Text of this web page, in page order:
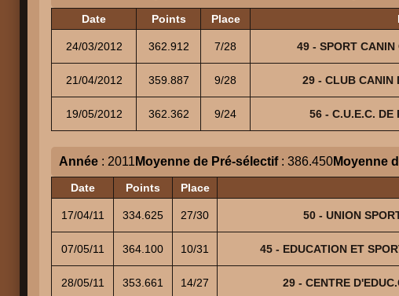
Date Points Place
24/03/2012 362.912 7/28 49 - SPORT
21/04/2012 359.887 9/28 29 - CLUB
19/05/2012 362.362 9/24 56 - C.U.E.C.
Année : 2011 Moyenne de Pré-sélectif: 386.450Moyenne
Date Points Place
17/04/11 334.625 27/30 50 - UNION
07/05/11 364.100 10/31 45 - EDUCATION ET
28/05/11 353.661 14/27 29 - CENTRE